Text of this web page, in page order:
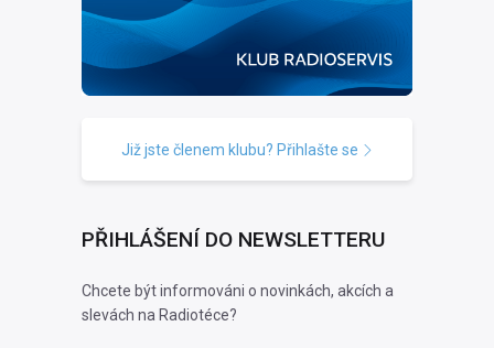
Již jste členem klubu? Přihlašte se
PŘIHLÁŠENÍ DO NEWSLETTERU
Chcete být informováni o novinkách, akcích a
slevách na Radiotéce?